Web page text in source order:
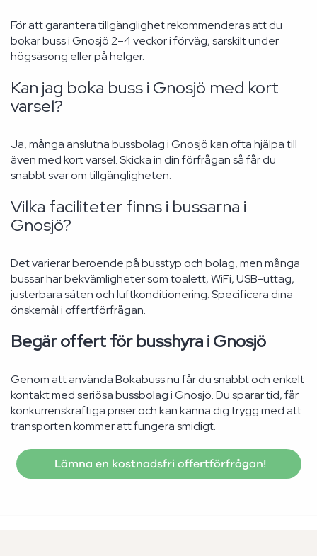
För att garantera tillgänglighet rekommenderas att du
bokar buss i Gnosjö 2–4 veckor i förväg, särskilt under
högsäsong eller på helger.
Kan jag boka buss i Gnosjö med kort
varsel?
Ja, många anslutna bussbolag i Gnosjö kan ofta hjälpa till
även med kort varsel. Skicka in din förfrågan så får du
snabbt svar om tillgängligheten.
Vilka faciliteter finns i bussarna i
Gnosjö?
Det varierar beroende på busstyp och bolag, men många
bussar har bekvämligheter som toalett, WiFi, USB-uttag,
justerbara säten och luftkonditionering. Specificera dina
önskemål i offertförfrågan.
Begär offert för busshyra i Gnosjö
Genom att använda Bokabuss.nu får du snabbt och enkelt
kontakt med seriösa bussbolag i Gnosjö. Du sparar tid, får
konkurrenskraftiga priser och kan känna dig trygg med att
transporten kommer att fungera smidigt.
Lämna en kostnadsfri offertförfrågan!